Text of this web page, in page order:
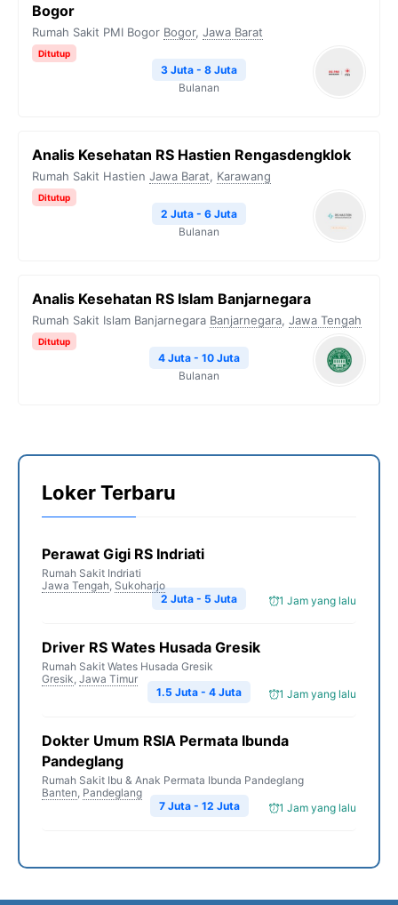
Bogor
Rumah Sakit PMI Bogor Bogor, Jawa Barat
Ditutup
3 Juta - 8 Juta
Bulanan
Analis Kesehatan RS Hastien Rengasdengklok
Rumah Sakit Hastien Jawa Barat, Karawang
Ditutup
2 Juta - 6 Juta
Bulanan
Analis Kesehatan RS Islam Banjarnegara
Rumah Sakit Islam Banjarnegara Banjarnegara, Jawa Tengah
Ditutup
4 Juta - 10 Juta
Bulanan
Loker Terbaru
Perawat Gigi RS Indriati
Rumah Sakit Indriati
Jawa Tengah, Sukoharjo
1 Jam yang lalu
2 Juta - 5 Juta
Driver RS Wates Husada Gresik
Rumah Sakit Wates Husada Gresik
Gresik, Jawa Timur
1 Jam yang lalu
1.5 Juta - 4 Juta
Dokter Umum RSIA Permata Ibunda
Pandeglang
Rumah Sakit Ibu & Anak Permata Ibunda Pandeglang
Banten, Pandeglang
1 Jam yang lalu
7 Juta - 12 Juta